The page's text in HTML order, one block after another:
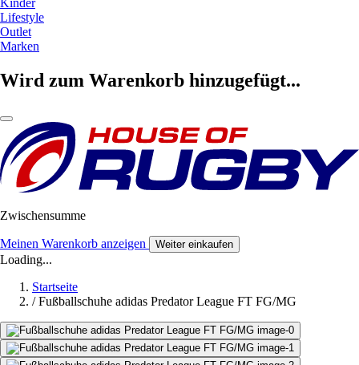
Kinder
Lifestyle
Outlet
Marken
Wird zum Warenkorb hinzugefügt...
Zwischensumme
Meinen Warenkorb anzeigen Weiter einkaufen
Loading...
Startseite
/ Fußballschuhe adidas Predator League FT FG/MG